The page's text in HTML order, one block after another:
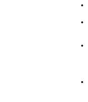
•
•
•
•